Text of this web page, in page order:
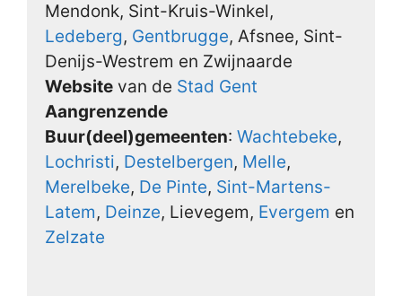
Mendonk, Sint-Kruis-Winkel,
Ledeberg, Gentbrugge, Afsnee, Sint-
Denijs-Westrem en Zwijnaarde
Website van de Stad Gent
Aangrenzende
Buur(deel)gemeenten: Wachtebeke,
Lochristi, Destelbergen, Melle,
Merelbeke, De Pinte, Sint-Martens-
Latem, Deinze, Lievegem, Evergem en
Zelzate